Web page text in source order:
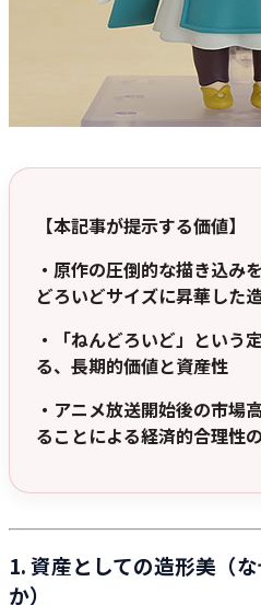
【本記事が提示する価値】
・原作の圧倒的な描き込み
どろいどサイズに昇華した
・「ねんどろいど」という
る、長期的価値と資産性
・アニメ放送開始後の市場
ることによる経済的合理性
1. 資産としての造形美（
か）